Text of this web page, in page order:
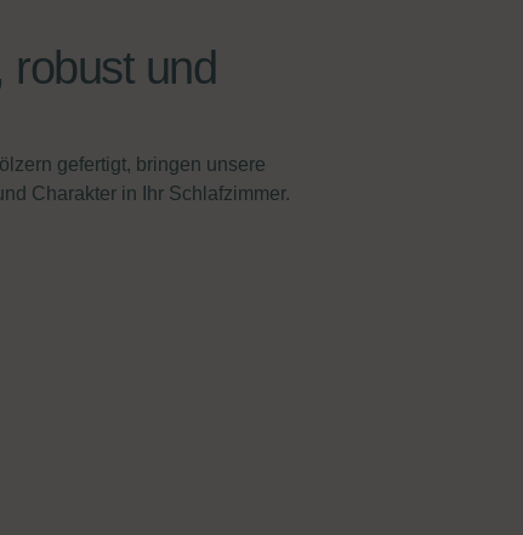
robust und
gefertigt, bringen unsere
Charakter in Ihr Schlafzimmer.